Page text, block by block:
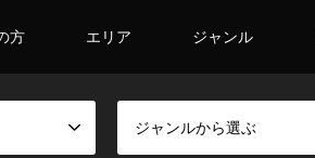
方 エリア ジャンル
ジャンルから選ぶ